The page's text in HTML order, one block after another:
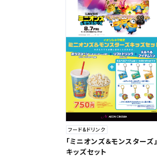
フード&ドリンク
「ミニオンズ＆モンスターズ」
キッズセット